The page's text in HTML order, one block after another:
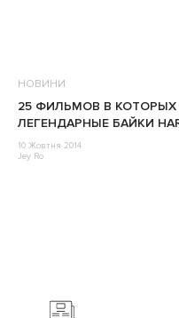
НОВИНИ
25 ФИЛЬМОВ В
ЛЕГЕНДАРНЫЕ БАЙКИ
10 Жовтня 2014
Jey Ro